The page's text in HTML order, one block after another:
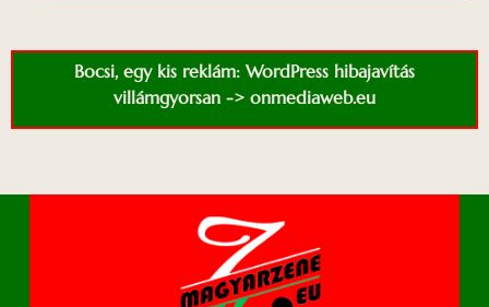
Bocsi, egy kis reklám: WordPress hibajavítás
villámgyorsan -> onmediaweb.eu